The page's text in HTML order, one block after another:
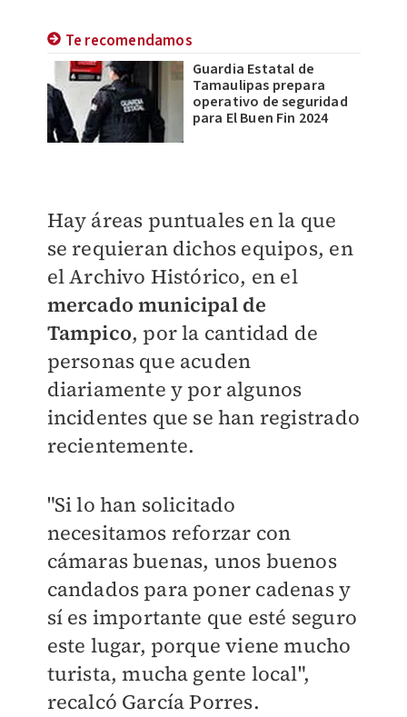
Te recomendamos
Guardia Estatal de
Tamaulipas prepara
operativo de seguridad
para El Buen Fin 2024
Hay áreas puntuales en la que
se requieran dichos equipos, en
el Archivo Histórico, en el
mercado municipal de
Tampico, por la cantidad de
personas que acuden
diariamente y por algunos
incidentes que se han registrado
recientemente.
"Si lo han solicitado
necesitamos reforzar con
cámaras buenas, unos buenos
candados para poner cadenas y
sí es importante que esté seguro
este lugar, porque viene mucho
turista, mucha gente local",
recalcó García Porres.